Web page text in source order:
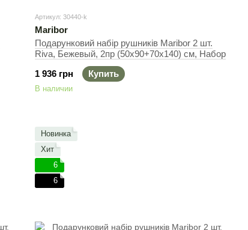
Артикул: 30440-k
Maribor
Подарунковий набір рушників Maribor 2 шт.
Riva, Бежевый, 2пр (50х90+70х140) см, Набор
1 936 грн
Купить
В наличии
Новинка
Хит
6
6